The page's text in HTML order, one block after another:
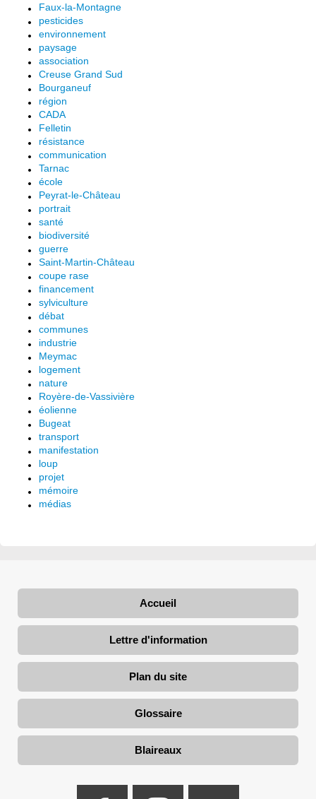
Faux-la-Montagne
pesticides
environnement
paysage
association
Creuse Grand Sud
Bourganeuf
région
CADA
Felletin
résistance
communication
Tarnac
école
Peyrat-le-Château
portrait
santé
biodiversité
guerre
Saint-Martin-Château
coupe rase
financement
sylviculture
débat
communes
industrie
Meymac
logement
nature
Royère-de-Vassivière
éolienne
Bugeat
transport
manifestation
loup
projet
mémoire
médias
Accueil
Lettre d'information
Plan du site
Glossaire
Blaireaux